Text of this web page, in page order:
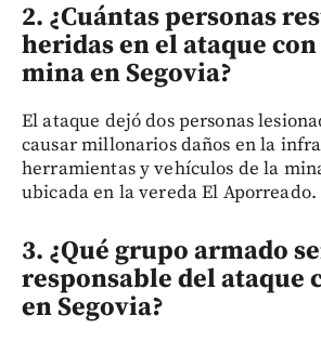
2. ¿Cuántas personas
heridas en el ataque
mina en Segovia?
El ataque dejó dos personas
causar millonarios daños en la
herramientas y vehículos de la
ubicada en la vereda El Aporreado.
3. ¿Qué grupo armado
responsable del ataque
en Segovia?